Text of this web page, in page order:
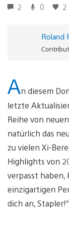
2 0 2
Roland
An diesem
letzte
Reihe von
natürlich das
zu vielen Xi-
Highlights von
verpasst haben,
einzigartigen
dich an,